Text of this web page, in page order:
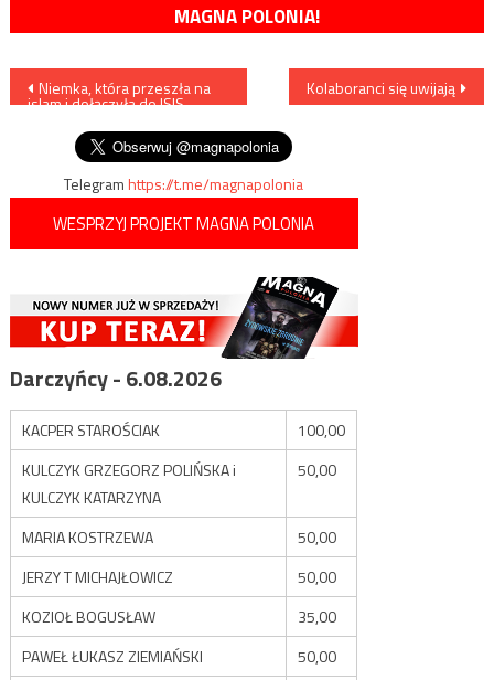
MAGNA POLONIA!
Nawigacja
wpisu
Niemka, która przeszła na
islam i dołączyła do ISIS,
Kolaboranci się uwijają
Telegramhttps://t.me/magnapolonia
WESPRZYJ PROJEKT MAGNA POLONIA
Darczyńcy - 6.08.2026
KACPER STAROŚCIAK
100,00
KULCZYK GRZEGORZ POLIŃSKA i
KULCZYK KATARZYNA
50,00
MARIA KOSTRZEWA
50,00
JERZY T MICHAJŁOWICZ
50,00
KOZIOŁ BOGUSŁAW
35,00
PAWEŁ ŁUKASZ ZIEMIAŃSKI
50,00